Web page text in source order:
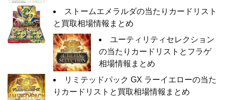
ストームエメラルダの当たりカードリスト
と買取相場情報まとめ
ユーティリティセレクション
の当たりカードリストとフラゲ
相場情報まとめ
リミテッドパック GX ラーイエローの当た
りカードリストと買取相場情報まとめ